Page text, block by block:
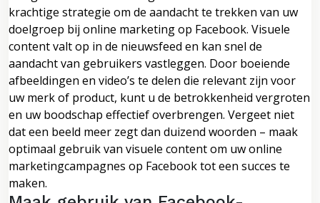
krachtige strategie om de aandacht te trekken van uw
doelgroep bij online marketing op Facebook. Visuele
content valt op in de nieuwsfeed en kan snel de
aandacht van gebruikers vastleggen. Door boeiende
afbeeldingen en video’s te delen die relevant zijn voor
uw merk of product, kunt u de betrokkenheid vergroten
en uw boodschap effectief overbrengen. Vergeet niet
dat een beeld meer zegt dan duizend woorden – maak
optimaal gebruik van visuele content om uw online
marketingcampagnes op Facebook tot een succes te
maken.